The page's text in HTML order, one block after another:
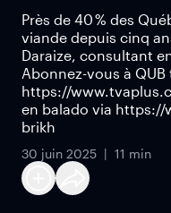
Près de 40 % des
viande depuis cinq
Daraize, consultant
Abonnez-vous à QUB
https://
en balado via
brikh
30 juin 2025 11 min